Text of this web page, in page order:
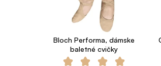
Bloch Performa, dámske
baletné cvičky